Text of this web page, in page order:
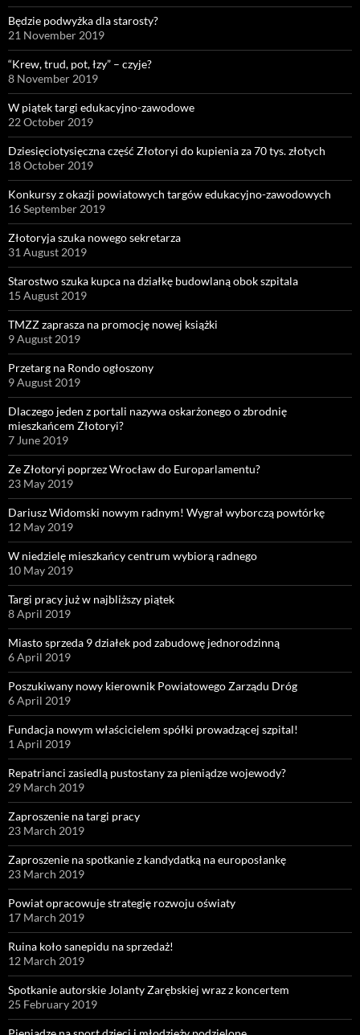
Będzie podwyżka dla starosty?
21 November 2019
“Krew, trud, pot, łzy” – czyje?
8 November 2019
W piątek targi edukacyjno-zawodowe
22 October 2019
Dziesięciotysięczna część Złotoryi do kupienia za 70 tys. złotych
18 October 2019
Konkursy z okazji powiatowych targów edukacyjno-zawodowych
16 September 2019
Złotoryja szuka nowego sekretarza
31 August 2019
Starostwo szuka kupca na działkę budowlaną obok szpitala
15 August 2019
TMZZ zaprasza na promocję nowej książki
9 August 2019
Przetarg na Rondo ogłoszony
9 August 2019
Dlaczego jeden z portali nazywa oskarżonego o zbrodnię
mieszkańcem Złotoryi?
7 June 2019
Ze Złotoryi poprzez Wrocław do Europarlamentu?
23 May 2019
Dariusz Widomski nowym radnym! Wygrał wyborczą powtórkę
12 May 2019
W niedzielę mieszkańcy centrum wybiorą radnego
10 May 2019
Targi pracy już w najbliższy piątek
8 April 2019
Miasto sprzeda 9 działek pod zabudowę jednorodzinną
6 April 2019
Poszukiwany nowy kierownik Powiatowego Zarządu Dróg
6 April 2019
Fundacja nowym właścicielem spółki prowadzącej szpital!
1 April 2019
Repatrianci zasiedlą pustostany za pieniądze wojewody?
29 March 2019
Zaproszenie na targi pracy
23 March 2019
Zaproszenie na spotkanie z kandydatką na europosłankę
23 March 2019
Powiat opracowuje strategię rozwoju oświaty
17 March 2019
Ruina koło sanepidu na sprzedaż!
12 March 2019
Spotkanie autorskie Jolanty Zarębskiej wraz z koncertem
25 February 2019